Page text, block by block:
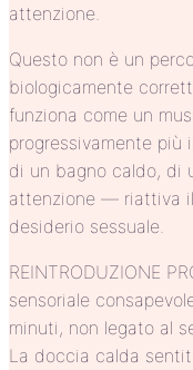
attenzione.
Questo non è un
biologicamente
funziona come un
progressivamente più
di un bagno caldo, di
attenzione — riattiva
desiderio sessuale.
REINTRODUZIONE
sensoriale
minuti, non legato al
La doccia calda